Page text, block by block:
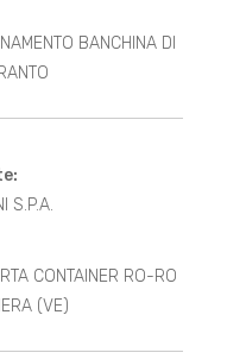
BANCHINA DI
S.P.A.
CONTAINER RO-RO
(VE)